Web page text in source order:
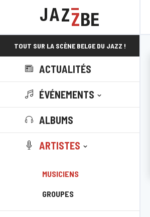
TOUT SUR LA SCÈNE BELGE DU JAZZ !
ACTUALITÉS
ÉVÉNEMENTS
ALBUMS
ARTISTES
MUSICIENS
GROUPES